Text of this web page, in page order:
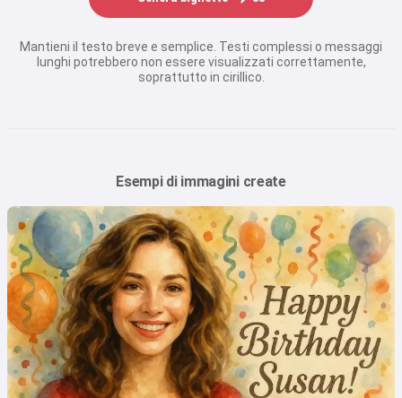
Mantieni il testo breve e semplice. Testi complessi o messaggi
lunghi potrebbero non essere visualizzati correttamente,
soprattutto in cirillico.
Esempi di immagini create